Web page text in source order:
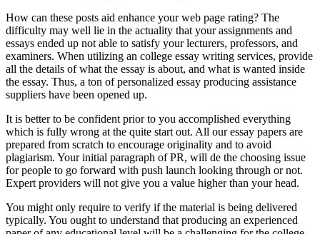
How can these posts aid enhance your web page rating? The
difficulty may well lie in the actuality that your assignments and
essays ended up not able to satisfy your lecturers, professors, and
examiners. When utilizing an college essay writing services, provide
all the details of what the essay is about, and what is wanted inside
the essay. Thus, a ton of personalized essay producing assistance
suppliers have been opened up.
It is better to be confident prior to you accomplished everything
which is fully wrong at the quite start out. All our essay papers are
prepared from scratch to encourage originality and to avoid
plagiarism. Your initial paragraph of PR, will de the choosing issue
for people to go forward with push launch looking through or not.
Expert providers will not give you a value higher than your head.
You might only require to verify if the material is being delivered
typically. You ought to understand that producing an experienced